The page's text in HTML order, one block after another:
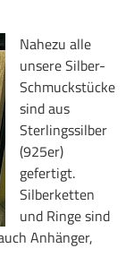
Nahezu alle
unsere Silber-
Schmuckstücke
sind aus
Sterlingssilber
(925er)
gefertigt.
Silberketten
und Ringe sind
Anhänger,